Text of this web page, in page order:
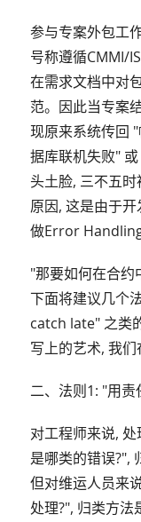
参与专案外包工
号称遵循CMMI/
在需求文档中对
范。因此当专案
现原来系统传回
据库联机失败"
头土脸, 三不五
原因, 这是由于
做Error
"那要如何在合约
下面将建议几个
catch late" 之类
写上的艺术, 我
二、法则1: "用
对工程师来说,
是哪类的错误?",
但对维运人员来
处理?", 归类方